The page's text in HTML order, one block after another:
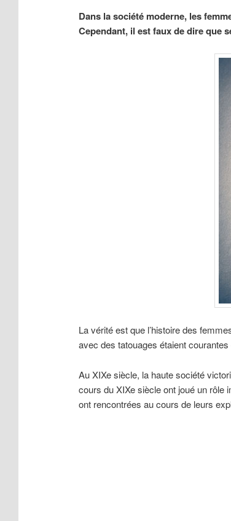
Dans la société moderne, les
Cependant, il est faux de dire que
La vérité est que l’histoire des
avec des tatouages étaient
Au XIXe siècle, la haute société
cours du XIXe siècle ont joué un rôle
ont rencontrées au cours de leurs